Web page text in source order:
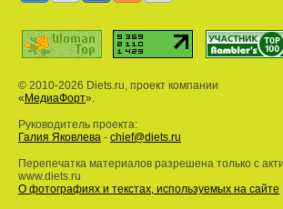
© 2010-2026 Diets.ru, проект компании
« МедиаФорт».
Руководитель проекта:
Галия Яковлева - chief@diets.ru
Перепечатка материалов разрешена только с
www.diets.ru
О фотографиях и текстах, используемых на сайте